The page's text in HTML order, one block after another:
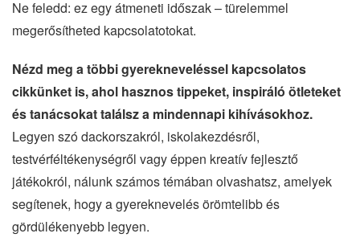
Ne feledd: ez egy átmeneti időszak – türelemmel
megerősítheted kapcsolatotokat.
Nézd meg a többi gyerekneveléssel kapcsolatos
cikkünket is, ahol hasznos tippeket, inspiráló ötleteket
és tanácsokat találsz a mindennapi kihívásokhoz.
Legyen szó dackorszakról, iskolakezdésről,
testvérféltékenységről vagy éppen kreatív fejlesztő
játékokról, nálunk számos témában olvashatsz, amelyek
segítenek, hogy a gyereknevelés örömtelibb és
gördülékenyebb legyen.